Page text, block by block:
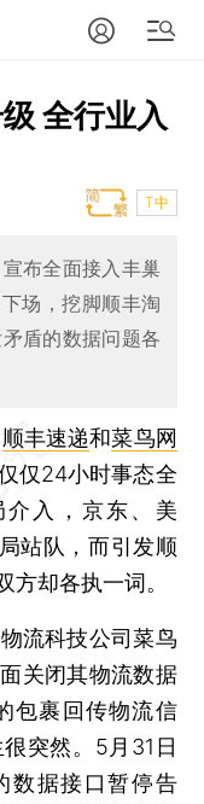
全行业入
T中
布全面接入丰巢
场，挖脚顺丰淘
盾的数据问题各
顺丰速递和菜鸟网
仅24小时事态全
入，京东、美
站队，而引发顺
却各执一词。
流科技公司菜鸟
关闭其物流数据
包裹回传物流信
突然。5月31日
数据接口暂停告